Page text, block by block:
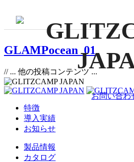
お問い合わ
GLAMPocean_01
// ... 他の投稿コンテンツ ...
特徴
導入実績
お知らせ
製品情報
カタログ